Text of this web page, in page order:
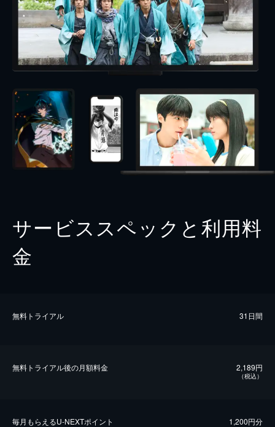
サービススペックと利用料
金
無料トライアル 31日間
無料トライアル後の⽉額料金 2,189円
（税込）
毎⽉もらえるU-NEXTポイント 1,200円分